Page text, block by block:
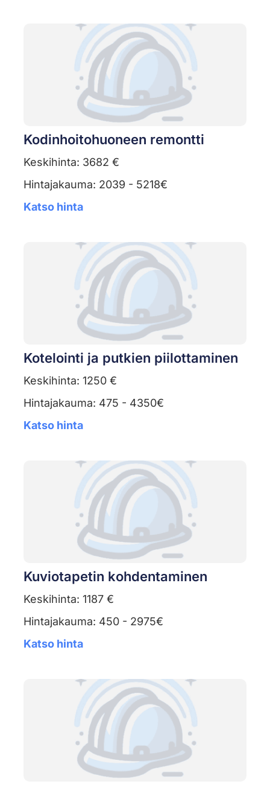
Kodinhoitohuoneen remontti
Keskihinta: 3682 €
Hintajakauma: 2039 - 5218€
Katso hinta
Kotelointi ja putkien piilottaminen
Keskihinta: 1250 €
Hintajakauma: 475 - 4350€
Katso hinta
Kuviotapetin kohdentaminen
Keskihinta: 1187 €
Hintajakauma: 450 - 2975€
Katso hinta